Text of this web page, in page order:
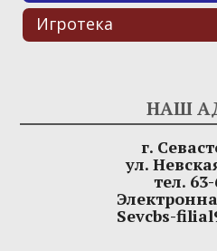
Игротека
НАШ
г.
ул.
тел.
Sevcbs-